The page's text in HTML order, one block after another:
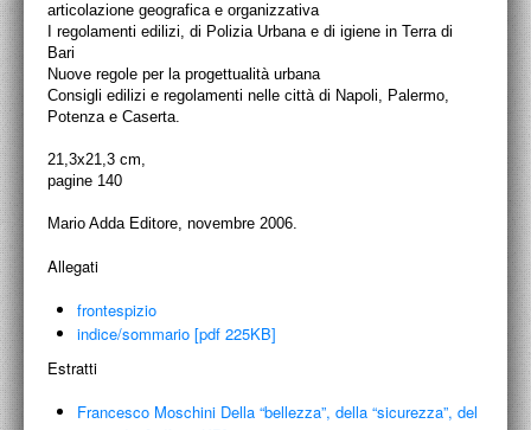
articolazione geografica e organizzativa
I regolamenti edilizi, di Polizia Urbana e di igiene in Terra di
Bari
Nuove regole per la progettualità urbana
Consigli edilizi e regolamenti nelle città di Napoli, Palermo,
Potenza e Caserta.
21,3x21,3 cm,
pagine 140
Mario Adda Editore, novembre 2006.
Allegati
frontespizio
indice/sommario [pdf 225KB]
Estratti
Francesco Moschini Della “bellezza”, della “sicurezza”, del